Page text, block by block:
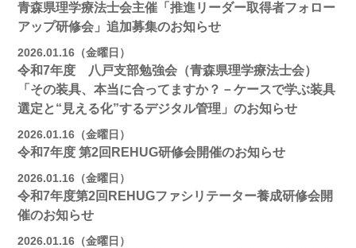
青森県理学療法士会主催「推進リーダー取得者フォロー
アップ研修会」追加募集のお知らせ
2026.01.16（金曜日）
令和7年度 八戸支部勉強会（青森県理学療法士会）
「その装具、本当に合ってますか？－ケースで学ぶ装具
選定と“見える化”するデジタル管理」のお知らせ
2026.01.16（金曜日）
令和7年度 第2回REHUG研修会開催のお知らせ
2026.01.16（金曜日）
令和7年度第2回REHUGファシリテーター養成研修会開
催のお知らせ
2026.01.16（金曜日）